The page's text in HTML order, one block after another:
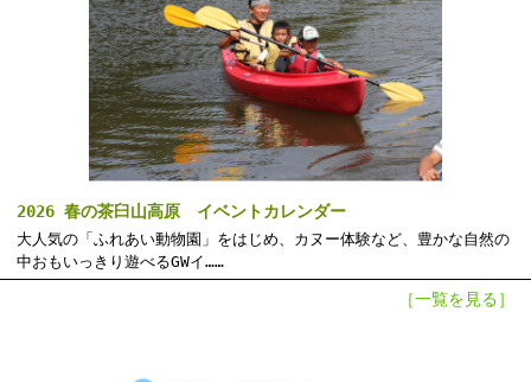
2026 春の茶臼山高原 イベントカレンダー
大人気の「ふれあい動物園」をはじめ、カヌー体験など、豊かな自然の
中おもいっきり遊べるGWイ……
［一覧を見る］